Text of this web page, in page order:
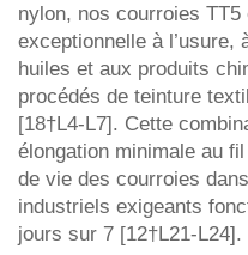
nylon, nos courroies
exceptionnelle à l’usure,
huiles et aux produits
procédés de teinture
[18†L4-L7]. Cette
élongation minimale au
de vie des courroies
industriels exigeants
jours sur 7 [12†L21-L24].